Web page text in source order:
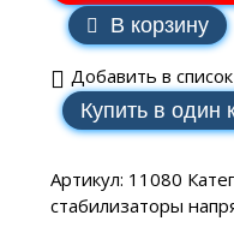
В корзину
Добавить в
Купить в один
Артикул: 11080
стабилизаторы